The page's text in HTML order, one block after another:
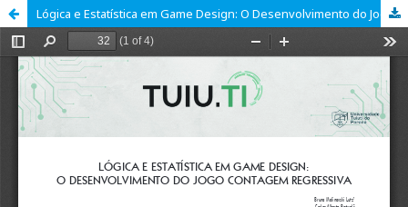
Lógica e Estatística em Game Design: O Desenvolvimento do Jogo Contagem Regressiva